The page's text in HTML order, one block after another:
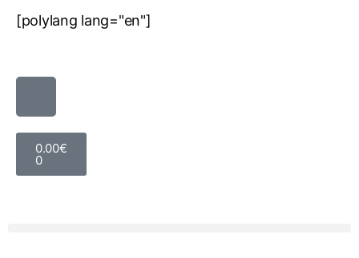
[polylang lang="en"]
0.00€
0